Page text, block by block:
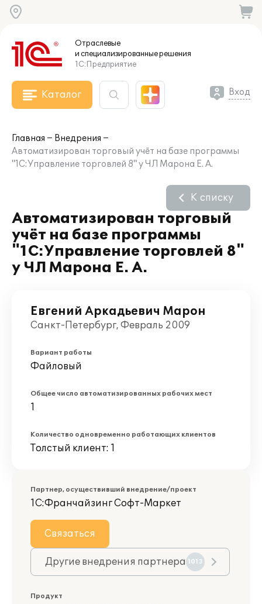
Отраслевые
и специализированныерешения
1С:Предприятие
Каталог Вход
Главная
Внедрения
Автоматизирован торговый учёт на базе программы
"1С:Управление торговлей 8" у ЧЛ Марона Е. А.
Автоматизирован торговый
учёт на базе программы
"1С:Управление торговлей 8"
у ЧЛ Марона Е. А.
К списку
Евгений Аркадьевич Марон
Санкт-Петербург, Февраль 2009
Вариант работы
Файловый
Общее число автоматизированных рабочих мест
1
Количество одновременно работающих клиентов
Толстый клиент: 1
Партнер, осуществивший внедрение/проект
1С:Франчайзинг Софт-Маркет
Связаться
Другие внедрения партнера 1013
Продукт